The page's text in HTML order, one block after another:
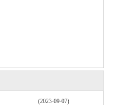
(2023-09-07)